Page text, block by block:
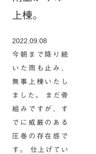
上棟。
2022.09.08
今朝まで降り続
いた雨も止み、
無事上棟いたし
ました。 まだ骨
組みですが、す
でに威厳のある
圧巻の存在感で
す。 仕上げてい